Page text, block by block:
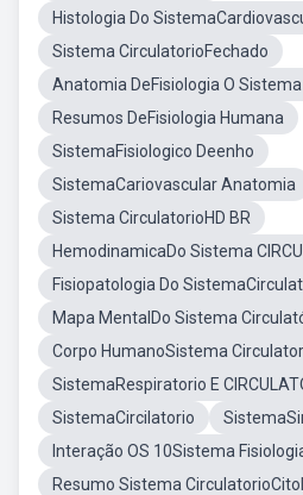
Histologia Do
Sistema CirculatorioFechado
Anatomia DeFisiologia O
Resumos DeFisiologia Humana
SistemaFisiologico Deenho
SistemaCariovascular Anatomia
Sistema CirculatorioHD BR
HemodinamicaDo Sistema
Fisiopatologia Do
Mapa MentalDo Sistema
Corpo HumanoSistema
SistemaRespiratorio E
SistemaCircilatorio
Interação OS 10Sistema
Resumo Sistema